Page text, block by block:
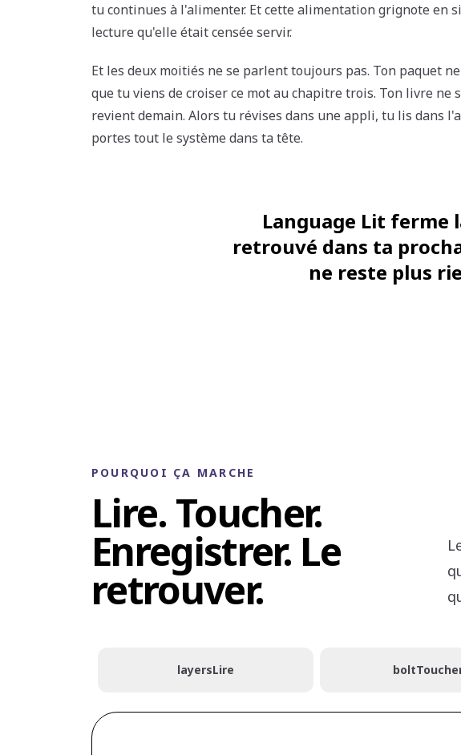
tu continues à l'alimenter. Et cette alimentation grignote en
lecture qu'elle était censée servir.
Et les deux moitiés ne se parlent toujours pas. Ton paquet
que tu viens de croiser ce mot au chapitre trois. Ton livre ne
revient demain. Alors tu révises dans une appli, tu lis dans
portes tout le système dans ta tête.
Language Lit ferme
retrouvé dans ta
ne reste plus
POURQUOI ÇA MARCHE
Lire. Toucher.
Enregistrer. Le
retrouver.
layersLire bolt